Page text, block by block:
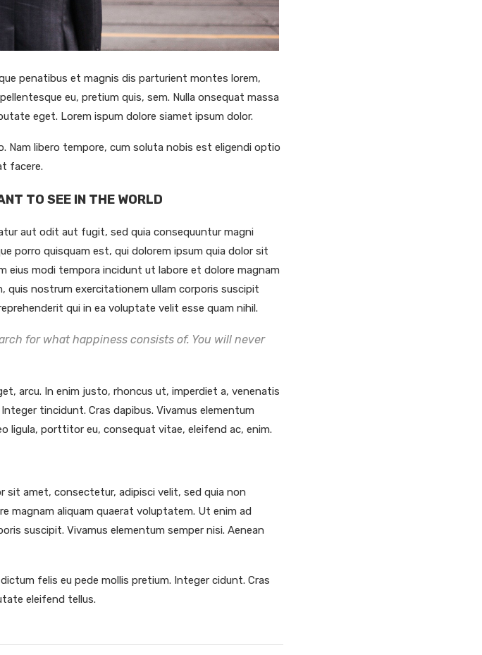
penatibus et magnis dis parturient montes lorem,
eu, pretium quis, sem. Nulla onsequat massa
eget. Lorem ispum dolore siamet ipsum dolor.
libero tempore, cum soluta nobis est eligendi optio
facere.
TO SEE IN THE WORLD
aut odit aut fugit, sed quia consequuntur magni
porro quisquam est, qui dolorem ipsum quia dolor sit
eius modi tempora incidunt ut labore et dolore magnam
quis nostrum exercitationem ullam corporis suscipit
qui in ea voluptate velit esse quam nihil.
for what happiness consists of. You will never
arcu. In enim justo, rhoncus ut, imperdiet a, venenatis
tincidunt. Cras dapibus. Vivamus elementum
ligula, porttitor eu, consequat vitae, eleifend ac, enim.
sit amet, consectetur, adipisci velit, sed quia non
magnam aliquam quaerat voluptatem. Ut enim ad
suscipit. Vivamus elementum semper nisi. Aenean
felis eu pede mollis pretium. Integer cidunt. Cras
eleifend tellus.